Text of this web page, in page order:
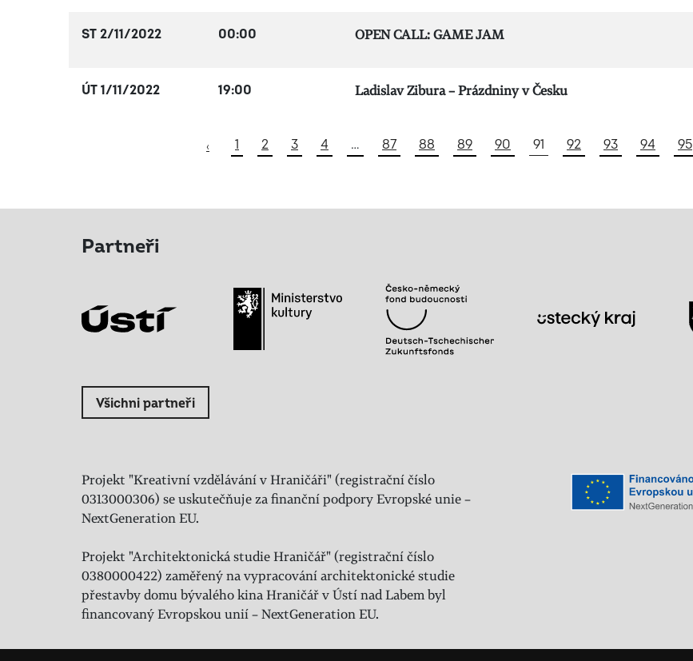
ST 2/11/2022 00:00 OPEN CALL: GAME JAM
ÚT 1/11/2022 19:00 Ladislav Zibura – Prázdniny v Česku
‹ 1 2 3 4 … 87 88 89 90 91 92 93 94 95
Partneři
Všichni partneři
Projekt "Kreativní vzdělávání v Hraničáři" (registrační číslo
0313000306) se uskutečňuje za finanční podpory Evropské unie –
NextGeneration EU.
Projekt "Architektonická studie Hraničář" (registrační číslo
0380000422) zaměřený na vypracování architektonické studie
přestavby domu bývalého kina Hraničář v Ústí nad Labem byl
financovaný Evropskou unií – NextGeneration EU.